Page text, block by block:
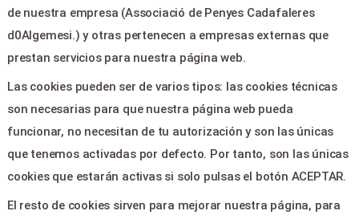
Aviso legal
Política de privacidad
de nuestra empresa (Associació de Penyes Cadafaleres
d0Algemesi.) y otras pertenecen a empresas externas que
prestan servicios para nuestra página web.
Las cookies pueden ser de varios tipos: las cookies técnicas
son necesarias para que nuestra página web pueda
funcionar, no necesitan de tu autorización y son las únicas
que tenemos activadas por defecto. Por tanto, son las únicas
cookies que estarán activas si solo pulsas el botón ACEPTAR.
El resto de cookies sirven para mejorar nuestra página, para